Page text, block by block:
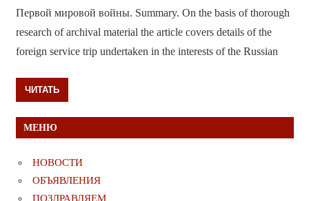
Первой мировой войны. Summary. On the basis of thorough
research of archival material the article covers details of the
foreign service trip undertaken in the interests of the Russian
ЧИТАТЬ
МЕНЮ
НОВОСТИ
ОБЪЯВЛЕНИЯ
ПОЗДРАВЛЯЕМ